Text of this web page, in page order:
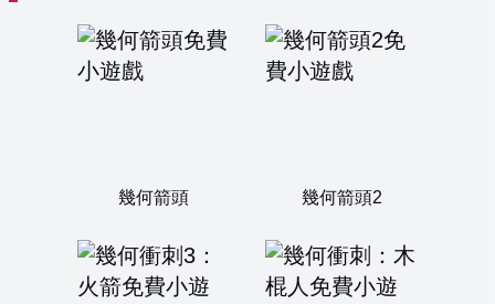
幾何箭頭 幾何箭頭2